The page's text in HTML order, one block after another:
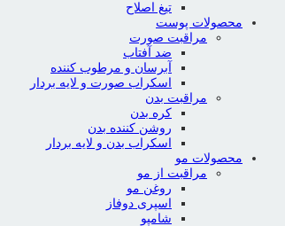
تیغ اصلاح
محصولات پوست
مراقبت صورت
ضد آفتاب
آبرسان و مرطوب کننده
اسکراب صورت و لایه بردار
مراقبت بدن
کره بدن
روشن کننده بدن
اسکراب بدن و لایه بردار
محصولات مو
مراقبت از مو
روغن مو
اسپری دوفاز
شامپو